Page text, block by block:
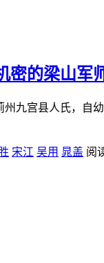
密的梁山军
州九宫县人氏，自
宋江 吴用 晁盖 阅